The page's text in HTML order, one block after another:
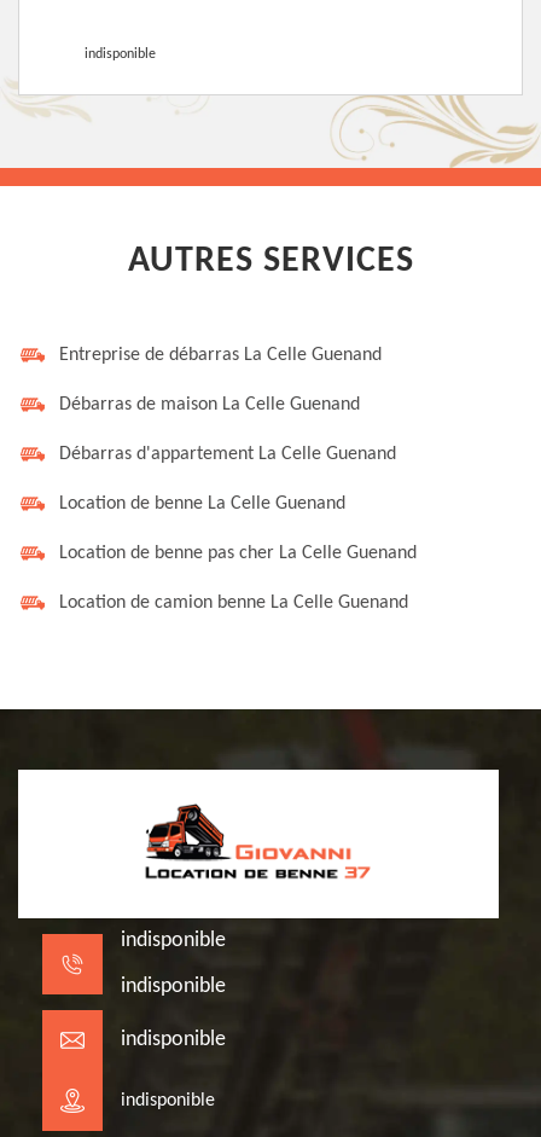
indisponible
AUTRES SERVICES
Entreprise de débarras La Celle Guenand
Débarras de maison La Celle Guenand
Débarras d'appartement La Celle Guenand
Location de benne La Celle Guenand
Location de benne pas cher La Celle Guenand
Location de camion benne La Celle Guenand
indisponible
indisponible
indisponible
indisponible